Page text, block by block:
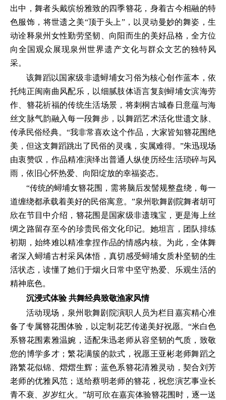
出中，舞者头戴缤纷雅致的四季簪花，身着古今相融的特
色服饰，将世遗之美“顶于头上”，以灵动曼妙的舞姿，生
动诠释泉州女性勤劳坚韧、向阳而生的美好品格，全方位
向全国观众展现泉州世界遗产文化与群众文艺的独特风
采。
该舞蹈以国家级非遗蟳埔女习俗为核心创作蓝本，依
托纯正闽南曲风配乐，以细腻肢体语言复刻蟳埔女滨海劳
作、簪花祈福的传统生活场景，将刺桐古城春日意蕴与海
丝文脉气韵融入每一段舞步，以舞蹈艺术活化世遗文脉、
传承民俗经典。“我非常喜欢这个作品，大家皆知簪花围绝
美，但这支舞蹈跳出了民俗的灵魂，实属难得。”朱迅现场
由衷赞叹，作品精准演绎出普通人纵使历经生活琐碎与风
雨，依旧心怀热爱、向阳绽放的幸福姿态。
“传统的蟳埔女簪花围，需将脑后发髻规整盘绕，每一
道缠绕都承载着美好的民俗寓意。”泉州歌舞剧院舞者胡可
欣在节目中介绍，簪花围是国家级非遗瑰宝，更是海上丝
绸之路留存至今的珍贵民俗文化印记。她坦言，团队排练
初期，始终难以精准拿捏作品的情感内核。为此，全体舞
者深入蟳埔古村采风体悟，真切感受蟳埔女质朴坚韧的生
活状态，读懂了她们于烟火日常中坚守热爱、乐观生活的
精神底色。
沉浸式体验 共舞经典致敬渔家风情
活动现场，泉州歌舞剧院演职人员为栏目嘉宾精心准
备了专属簪花围体验，以定制花艺传递美好祝愿。“米白色
系簪花围素雅温婉，适配朱迅老师从容坚韧的气质，致敬
您的博学多才；繁花满簇的款式，祝愿王亚彬老师舞蹈之
路繁花似锦、熠熠生辉；蓝色系簪花清雅灵动，契合刘芳
老师的优雅风范；送给蔡明老师的簪花，祝您演艺事业长
青不衰、岁岁红火。”胡可欣在嘉宾体验簪花围时，逐一送